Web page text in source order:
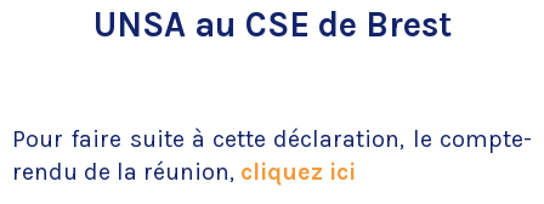
UNSA au CSE de Brest
Pour faire suite à cette déclaration, le compte-
rendu de la réunion, cliquez ici